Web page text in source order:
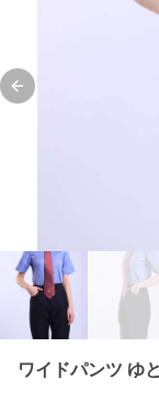
Previous slide
ワイドパンツ ゆ